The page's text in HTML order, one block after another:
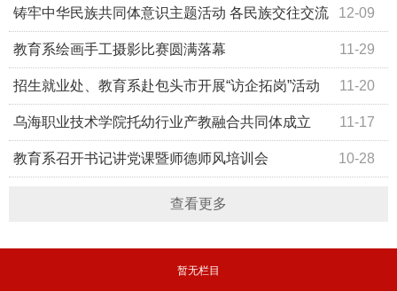
12-09
铸牢中华民族共同体意识主题活动 各民族交往交流
交融绽放魅力 11-29
教育系绘画手工摄影比赛圆满落幕
11-20
招生就业处、教育系赴包头市开展“访企拓岗”活动
11-17
乌海职业技术学院托幼行业产教融合共同体成立
10-28
教育系召开书记讲党课暨师德师风培训会
查看更多
暂无栏目